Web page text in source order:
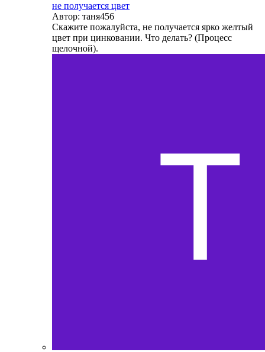
не получается цвет
Автор: таня456
Скажите пожалуйста, не получается ярко желтый
цвет при цинковании. Что делать? (Процесс
щелочной).